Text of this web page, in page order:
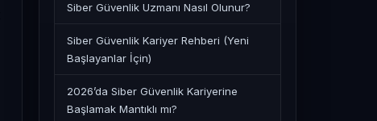
Siber Güvenlik Uzmanı Nasıl Olunur?
Siber Güvenlik Kariyer Rehberi (Yeni
Başlayanlar İçin)
2026’da Siber Güvenlik Kariyerine
Başlamak Mantıklı mı?